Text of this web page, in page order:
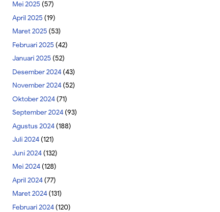
Mei 2025 (57)
April 2025 (19)
Maret 2025 (53)
Februari 2025 (42)
Januari 2025 (52)
Desember 2024(43)
November 2024(52)
Oktober 2024(71)
September 2024(93)
Agustus 2024(188)
Juli 2024(121)
Juni 2024(132)
Mei 2024(128)
April 2024(77)
Maret 2024(131)
Februari 2024(120)